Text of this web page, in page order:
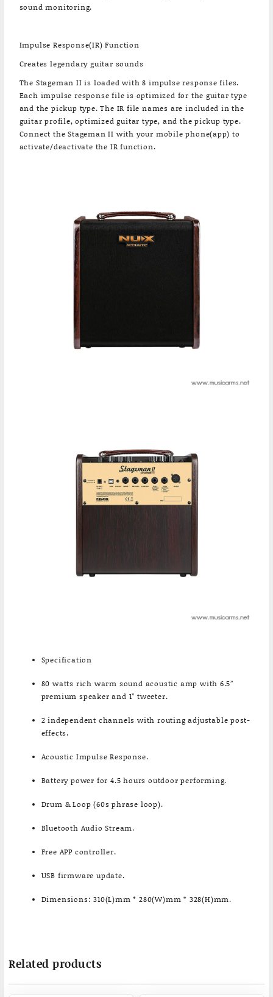
sound monitoring.
Impulse Response(IR) Function
Creates legendary guitar sounds
The Stageman II is loaded with 8 impulse response files.
Each impulse response file is optimized for the guitar type
and the pickup type. The IR file names are included in the
guitar profile, optimized guitar type, and the pickup type.
Connect the Stageman II with your mobile phone(app) to
activate/deactivate the IR function.
Specification
80 watts rich warm sound acoustic amp with 6.5”
premium speaker and 1” tweeter.
2 independent channels with routing adjustable post-
effects.
Acoustic Impulse Response.
Battery power for 4.5 hours outdoor performing.
Drum & Loop (60s phrase loop).
Bluetooth Audio Stream.
Free APP controller.
USB firmware update.
Dimensions: 310(L)mm * 280(W)mm * 328(H)mm.
Related products